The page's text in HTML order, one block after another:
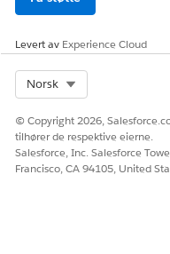
Levert av Experience Cloud
Norsk
© Copyright 2026,
tilhører de respektive eierne.
Salesforce, Inc. Salesforce
Francisco, CA 94105, United